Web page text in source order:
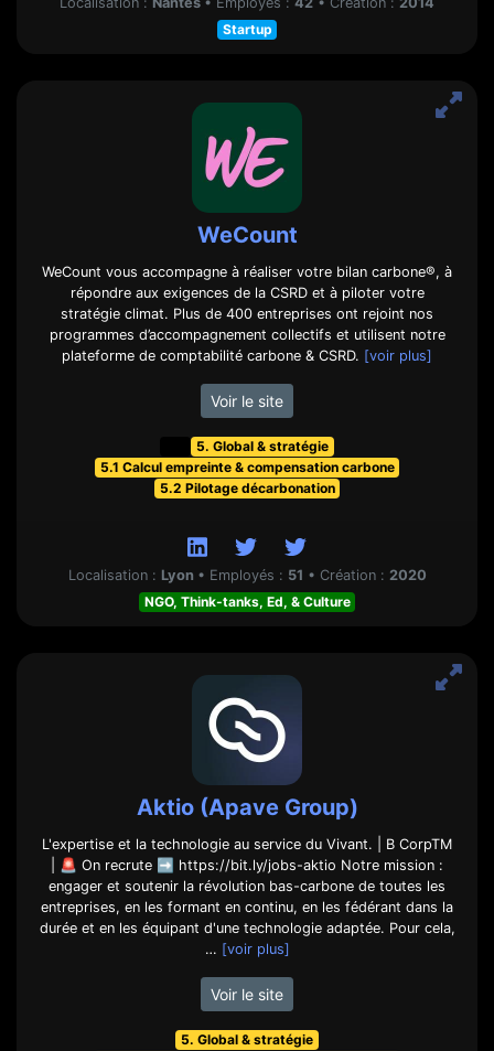
Startup
WeCount
WeCount vous accompagne à réaliser votre bilan carbone®, à
répondre aux exigences de la CSRD et à piloter votre
stratégie climat. Plus de 400 entreprises ont rejoint nos
programmes d’accompagnement collectifs et utilisent notre
plateforme de comptabilité carbone & CSRD. [voir plus]
Voir le site
5. Global & stratégie
5.1 Calcul empreinte & compensation carbone
5.2 Pilotage décarbonation
Localisation : Lyon • Employés : 51 • Création : 2020
NGO, Think-tanks, Ed, & Culture
Aktio (Apave Group)
L'expertise et la technologie au service du Vivant. | B CorpTM
| 🚨 On recrute ➡️ https://bit.ly/jobs-aktio Notre mission :
engager et soutenir la révolution bas-carbone de toutes les
entreprises, en les formant en continu, en les fédérant dans la
durée et en les équipant d'une technologie adaptée. Pour cela,
… [voir plus]
Voir le site
5. Global & stratégie